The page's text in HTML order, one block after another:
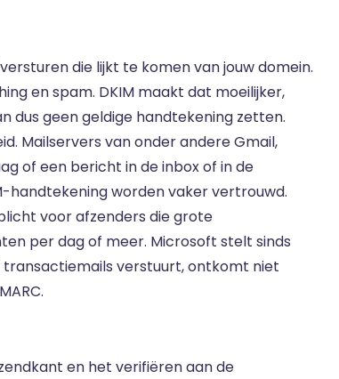
die lijkt te komen van jouw domein.
en spam. DKIM maakt dat moeilijker,
dus geen geldige handtekening zetten.
Mailservers van onder andere Gmail,
of een bericht in de inbox of in de
worden vaker vertrouwd.
voor afzenders die grote
per dag of meer. Microsoft stelt sinds
transactiemails verstuurt, ontkomt niet
en het verifiëren aan de